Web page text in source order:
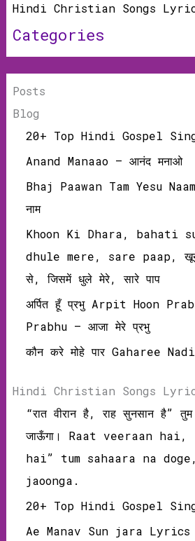
Hindi Christian Songs
Categories
Posts
Blog
20+ Top Hindi Gospel
Anand Manaao – आनंद मनाओ
Bhaj Paawan Tam Yesu
नाम
Khoon Ki Dhara, bahati
dhule mere, sare paap, खून
से, जिसमें धुले मेरे, सारे पाप
अर्पित हूँ प्रभु Arpit Hoon
Prabhu – आजा मेरे प्रभु
कौन करे मोहे पार Gaharee
Hindi Christian Songs
“रात वीरान है, राह सुनसान है”
जाऊँगा। Raat veeraan hai,
hai” tum sahaara na
jaoonga.
20+ Top Hindi Gospel
Ae Manav Sun jara